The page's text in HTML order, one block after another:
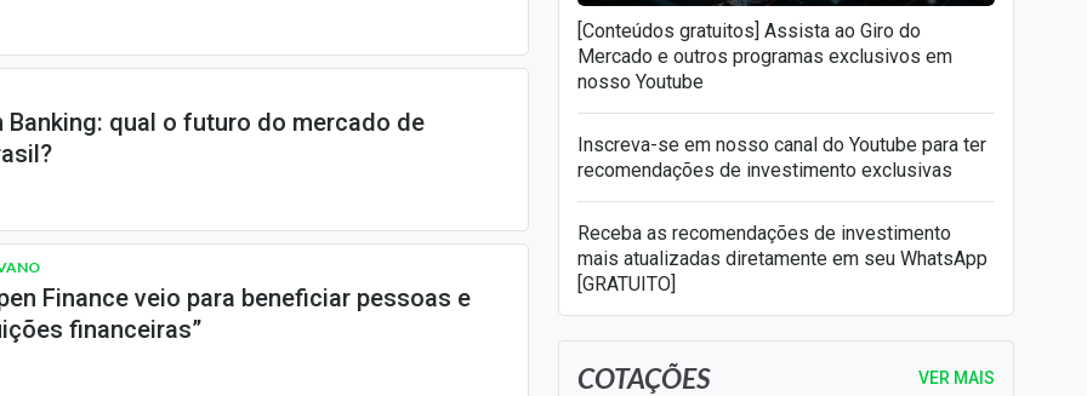
Banking: qual o futuro do mercado de
Finance veio para beneficiar pessoas e
financeiras”
[Conteúdos gratuitos] Assista ao Giro do
Mercado e outros programas exclusivos em
nosso Youtube
Inscreva-se em nosso canal do Youtube para ter
recomendações de investimento exclusivas
Receba as recomendações de investimento
mais atualizadas diretamente em seu WhatsApp
[GRATUITO]
COTAÇÕES VER MAIS